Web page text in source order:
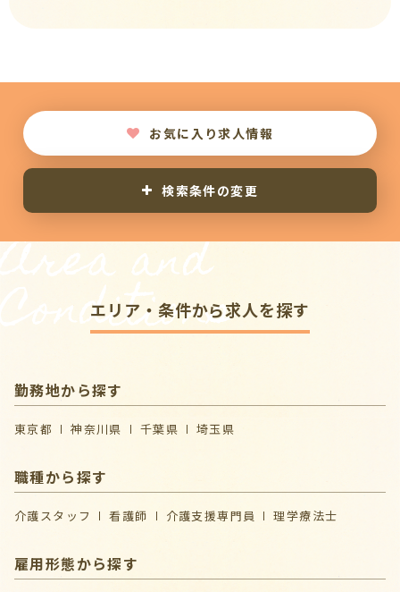
お気に入り求人情報
検索条件の変更
Area and
Conditions
エリア・条件から求人を探す
勤務地から探す
東京都 神奈川県 千葉県 埼玉県
職種から探す
介護スタッフ 看護師 介護支援専門員 理学療法士
雇用形態から探す